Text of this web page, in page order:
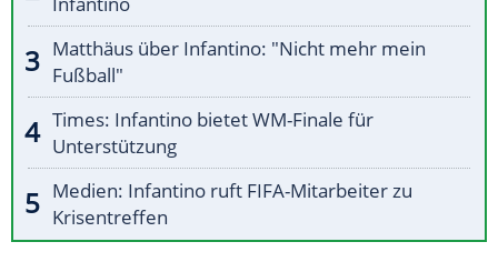
Matthäus über Infantino: "Nicht mehr mein
Fußball"
Times: Infantino bietet WM-Finale für
Unterstützung
Medien: Infantino ruft FIFA-Mitarbeiter zu
Krisentreffen